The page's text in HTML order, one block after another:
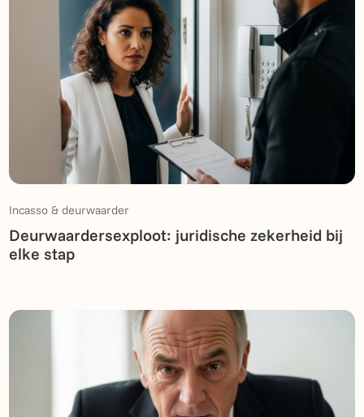
Incasso & deurwaarder
Deurwaardersexploot: juridische zekerheid bij
elke stap